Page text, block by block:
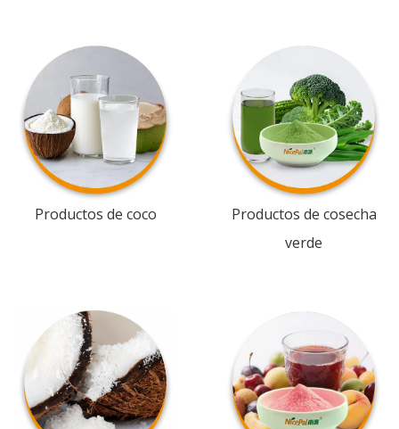
Productos de coco
Productos de cosecha
verde